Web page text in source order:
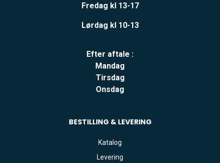
Fredag kl 13-17
Lørdag kl 10-13
Efter aftale :
Mandag
Tirsdag
Onsdag
BESTILLING & LEVERING
Katalog
Levering